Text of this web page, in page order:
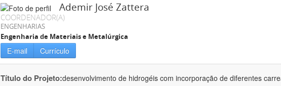
Ademir José Zattera
COORDENADOR(A)
ENGENHARIAS
Engenharia de Materiais e Metalúrgica
E-mail Currículo
Título do Projeto:desenvolvimento de hidrogéis com incorporação de diferentes